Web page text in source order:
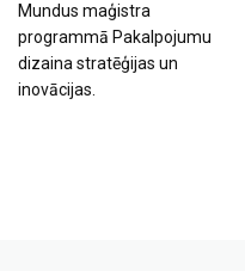
Mundus maģistra
programmā Pakalpojumu
dizaina stratēģijas un
inovācijas.